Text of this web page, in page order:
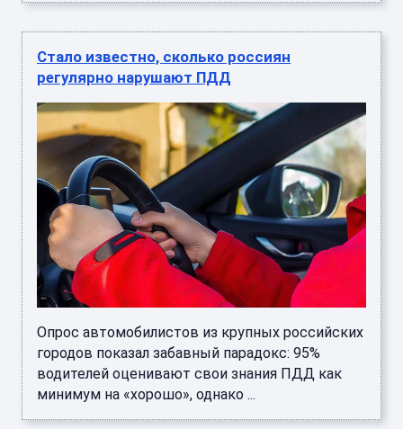
Опрос автомобилистов из крупных российских
городов показал забавный парадокс: 95%
водителей оценивают свои знания ПДД как
минимум на «хорошо», однако ...
Стало плохо? Найдена баня, где могли
париться Усольцевы перед исчезновением